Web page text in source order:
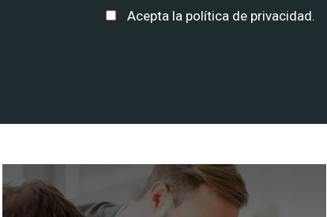
Acepta la política de privacidad.